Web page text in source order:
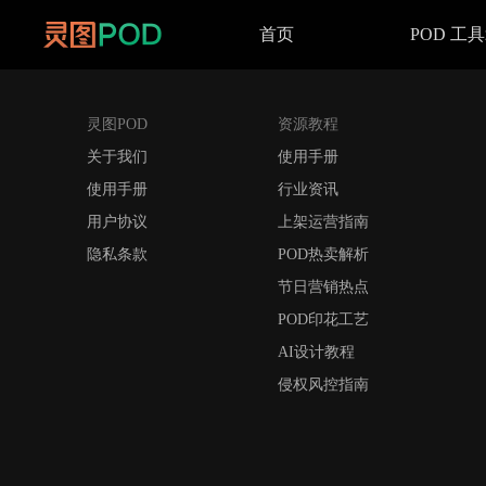
首页 POD 工
灵图POD
关于我们
使用手册
用户协议
隐私条款
资源教程
使用手册
行业资讯
上架运营指南
POD热卖解析
节日营销热点
POD印花工艺
AI设计教程
侵权风控指南